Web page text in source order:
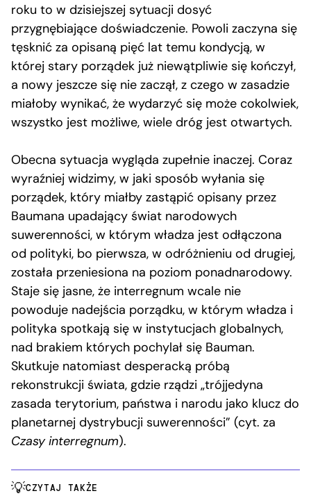
roku to w dzisiejszej sytuacji dosyć
przygnębiające doświadczenie. Powoli zaczyna się
tęsknić za opisaną pięć lat temu kondycją, w
której stary porządek już niewątpliwie się kończył,
a nowy jeszcze się nie zaczął, z czego w zasadzie
miałoby wynikać, że wydarzyć się może cokolwiek,
wszystko jest możliwe, wiele dróg jest otwartych.
Obecna sytuacja wygląda zupełnie inaczej. Coraz
wyraźniej widzimy, w jaki sposób wyłania się
porządek, który miałby zastąpić opisany przez
Baumana upadający świat narodowych
suwerenności, w którym władza jest odłączona
od polityki, bo pierwsza, w odróżnieniu od drugiej,
została przeniesiona na poziom ponadnarodowy.
Staje się jasne, że interregnum wcale nie
powoduje nadejścia porządku, w którym władza i
polityka spotkają się w instytucjach globalnych,
nad brakiem których pochylał się Bauman.
Skutkuje natomiast desperacką próbą
rekonstrukcji świata, gdzie rządzi „trójjedyna
zasada terytorium, państwa i narodu jako klucz do
planetarnej dystrybucji suwerenności” (cyt. za
Czasy interregnum).
CZYTAJ TAKŻE